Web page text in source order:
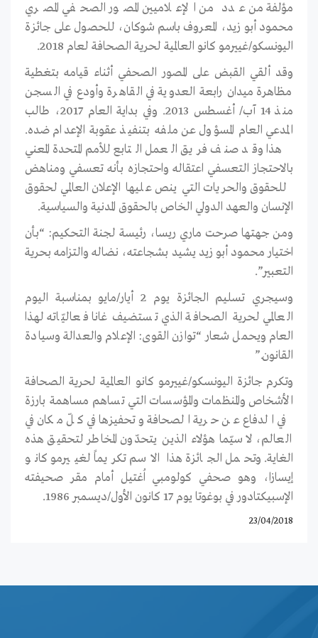
مؤلفة من عدد من الإعلاميين المصور الصحفي المصري
محمود أبو زيد، المعروف باسم شوكان، للحصول على جائزة
اليونسكو/غييرمو كانو العالمية لحرية الصحافة لعام 2018.
وقد ألقي القبض على المصور الصحفي أثناء قيامه بتغطية
مظاهرة ميدان رابعة العدوية في القاهرة وأودع في السجن
منذ 14 آب/ أغسطس 2013. وفي بداية العام 2017، طالب
المدعي العام المسؤول عن ملفه بتنفيذ عقوبة الإعدام ضده.
هذا وقد صنف فريق العمل التابع للأمم المتحدة المعني
بالاحتجاز التعسفي اعتقاله واحتجازه بأنه تعسفي ومناهض
للحقوق والحريات التي ينص عليها الإعلان العالمي لحقوق
الإنسان والعهد الدولي الخاص بالحقوق المدنية والسياسية.
ومن جهتها صرحت ماري ريسا، رئيسة لجنة التحكيم: “بأن
اختيار محمود أبو زيد يشيد بشجاعته، نضاله والتزامه بحرية
التعبير”.
وسيجري تسليم الجائزة يوم 2 أيار/مايو بمناسبة اليوم
العالمي لحرية الصحافة الذي تستضيف غانا فعاليّاته لهذا
العام ويحمل شعار “توازن القوى: الإعلام والعدالة وسيادة
القانون.”
وتكرم جائزة اليونسكو/غييرمو كانو العالمية لحرية الصحافة
الأشخاص والمنظمات والمؤسسات التي تساهم مساهمة بارزة
في الدفاع عن حرية الصحافة وتحفيزها في كلّ مكان في
العالم، لا سيّما هؤلاء الذين يتحدّون المخاطر لتحقيق هذه
الغاية. وتحمل الجائزة هذا الاسم تكريماً لغييرمو كانو
إيسازا، وهو صحفي كولومبي اُغتيل أمام مقر صحيفته
الإسبيكتادور في بوغوتا يوم 17 كانون الأول/ديسمبر 1986.
23/04/2018